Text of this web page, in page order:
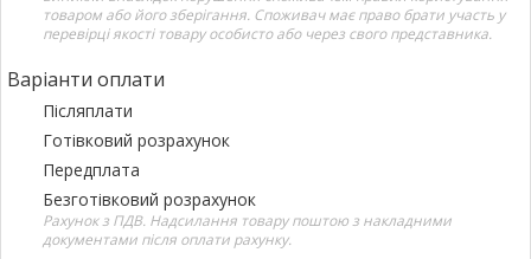
товаром або його зберігання. Споживач має право брати участь у
перевірці якості товару особисто або через свого представника.
Варіанти оплати
Післяплати
Готівковий розрахунок
Передплата
Безготівковий розрахунок
Рахунок з ПДВ. Надсилання товару поштою з накладними
документами після оплати рахунку.